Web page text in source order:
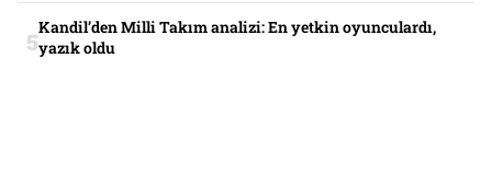
Kandil’den Milli Takım analizi: En yetkin oyunculardı,
yazık oldu